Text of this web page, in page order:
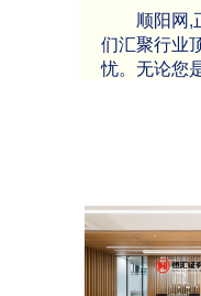
顺阳网,
们汇聚行业
忧。无论您